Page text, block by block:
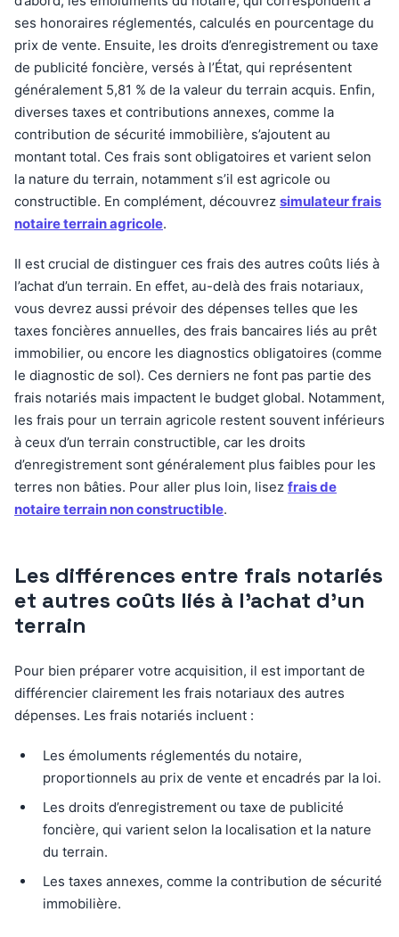
ses honoraires réglementés, calculés en pourcentage du
prix de vente. Ensuite, les droits d’enregistrement ou taxe
de publicité foncière, versés à l’État, qui représentent
généralement 5,81 % de la valeur du terrain acquis. Enfin,
diverses taxes et contributions annexes, comme la
contribution de sécurité immobilière, s’ajoutent au
montant total. Ces frais sont obligatoires et varient selon
la nature du terrain, notamment s’il est agricole ou
constructible. En complément, découvrez simulateur frais
notaire terrain agricole.
Il est crucial de distinguer ces frais des autres coûts liés à
l’achat d’un terrain. En effet, au-delà des frais notariaux,
vous devrez aussi prévoir des dépenses telles que les
taxes foncières annuelles, des frais bancaires liés au prêt
immobilier, ou encore les diagnostics obligatoires (comme
le diagnostic de sol). Ces derniers ne font pas partie des
frais notariés mais impactent le budget global. Notamment,
les frais pour un terrain agricole restent souvent inférieurs
à ceux d’un terrain constructible, car les droits
d’enregistrement sont généralement plus faibles pour les
terres non bâties. Pour aller plus loin, lisez frais de
notaire terrain non constructible.
Les différences entre frais notariés
et autres coûts liés à l’achat d’un
terrain
Pour bien préparer votre acquisition, il est important de
différencier clairement les frais notariaux des autres
dépenses. Les frais notariés incluent :
Les émoluments réglementés du notaire,
proportionnels au prix de vente et encadrés par la loi.
Les droits d’enregistrement ou taxe de publicité
foncière, qui varient selon la localisation et la nature
du terrain.
Les taxes annexes, comme la contribution de sécurité
immobilière.